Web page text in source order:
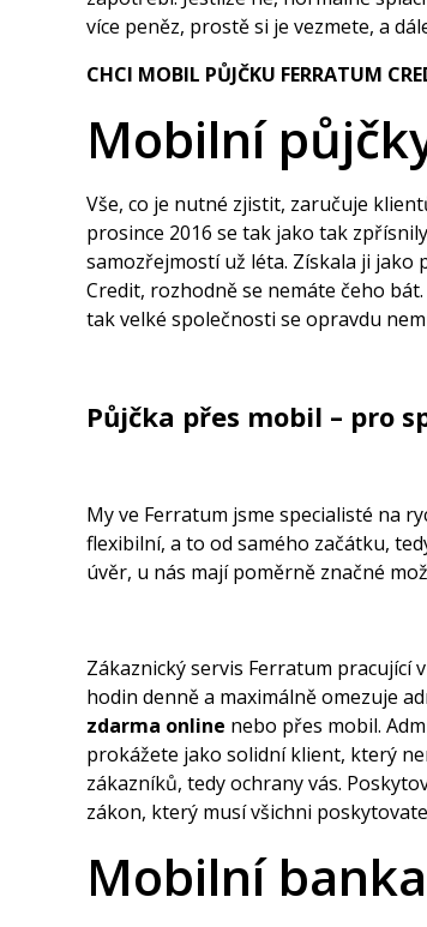
více peněz, prostě si je vezmete, a
CHCI MOBIL PŮJČKU FERRATUM
Mobilní
Vše, co je nutné zjistit, zaručuje
prosince 2016 se tak jako tak
samozřejmostí už léta. Získala ji jako
Credit, rozhodně se nemáte čeho
tak velké společnosti se opravdu
Půjčka přes mobil – pro
My ve Ferratum jsme specialisté na
flexibilní, a to od samého začátku,
úvěr, u nás mají poměrně značné
Zákaznický servis Ferratum pracující
hodin denně a maximálně omezuje
zdarma online nebo přes mobil.
prokážete jako solidní klient, který
zákazníků, tedy ochrany vás.
zákon, který musí všichni
Mobilní